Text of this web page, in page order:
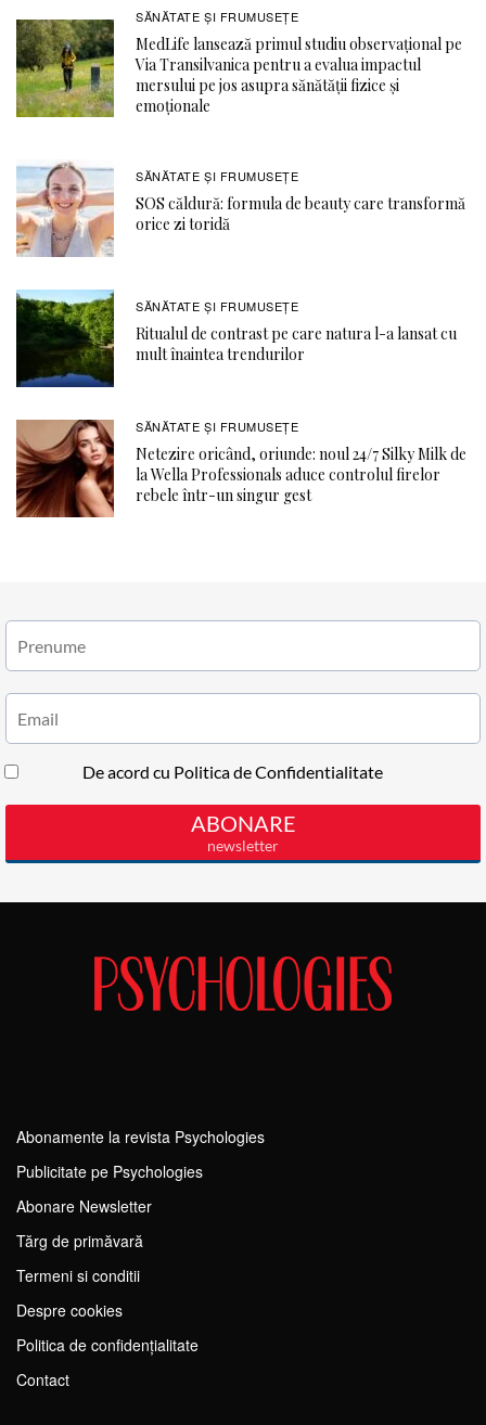
SĂNĂTATE ŞI FRUMUSEȚE
MedLife lansează primul studiu observațional pe
Via Transilvanica pentru a evalua impactul
mersului pe jos asupra sănătății fizice și
emoționale
SĂNĂTATE ŞI FRUMUSEȚE
SOS căldură: formula de beauty care transformă
orice zi toridă
SĂNĂTATE ŞI FRUMUSEȚE
Ritualul de contrast pe care natura l-a lansat cu
mult înaintea trendurilor
SĂNĂTATE ŞI FRUMUSEȚE
Netezire oricând, oriunde: noul 24/7 Silky Milk de
la Wella Professionals aduce controlul firelor
rebele într-un singur gest
Abonamente la revista Psychologies
Publicitate pe Psychologies
Abonare Newsletter
Tărg de primăvară
Termeni si conditii
Despre cookies
Politica de confidențialitate
Contact